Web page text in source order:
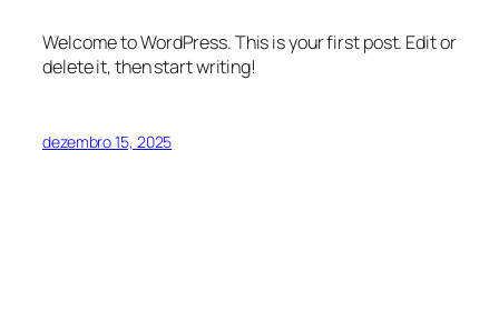
Welcome to WordPress. This is your first post. Edit or
delete it, then start writing!
dezembro 15, 2025